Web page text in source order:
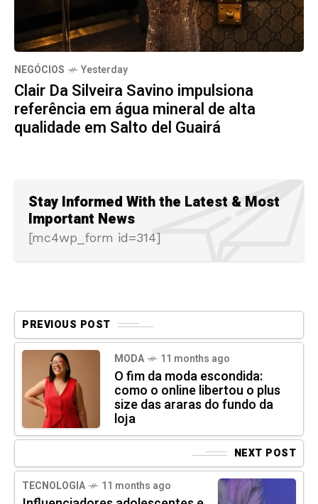
NEGÓCIOS Yesterday
Clair Da Silveira Savino impulsiona
referência em água mineral de alta
qualidade em Salto del Guairá
Stay Informed With the Latest & Most
Important News
[mc4wp_form id=314]
PREVIOUS POST
MODA 11 months ago
O fim da moda escondida:
como o online libertou o plus
size das araras do fundo da
loja
NEXT POST
TECNOLOGIA 11 months ago